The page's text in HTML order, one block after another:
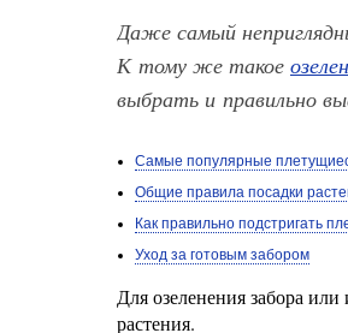
Даже самый
К тому же такое
выбрать и правильно
Самые популярные
Общие правила посадки
Как правильно подстригать
Уход за готовым забором
Для озеленения забора
растения.